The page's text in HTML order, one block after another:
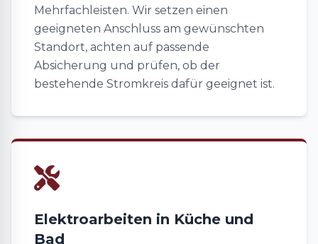
Mehrfachleisten. Wir setzen einen
geeigneten Anschluss am gewünschten
Standort, achten auf passende
Absicherung und prüfen, ob der
bestehende Stromkreis dafür geeignet ist.
Elektroarbeiten in Küche und
Bad